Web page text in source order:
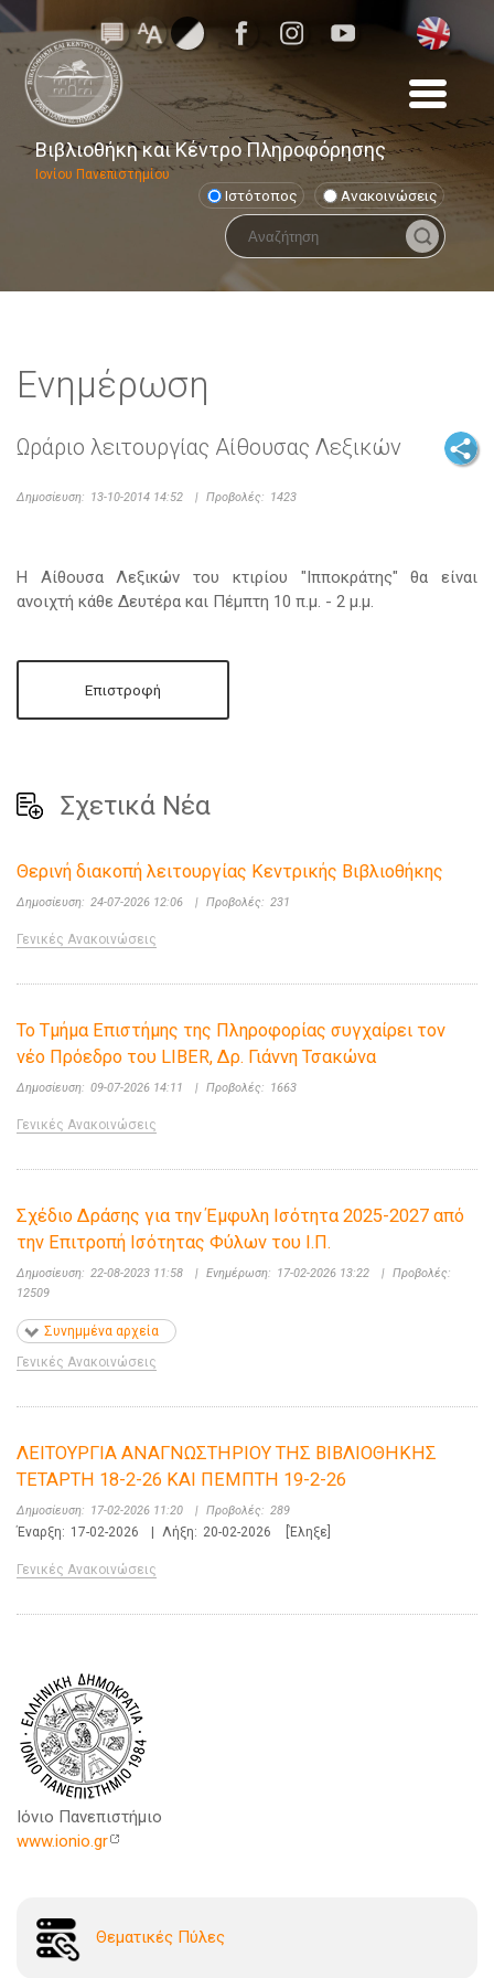
Βιβλιοθήκη και Κέντρο Πληροφόρησης
Ιονίου Πανεπιστημίου
Ιστότοπος Ανακοινώσεις
Ενημέρωση
Ωράριο λειτουργίας Αίθουσας Λεξικών
Δημοσίευση: 13-10-2014 14:52 | Προβολές: 1423
Η Αίθουσα Λεξικών του κτιρίου "Ιπποκράτης" θα είναι
ανοιχτή κάθε Δευτέρα και Πέμπτη 10 π.μ. - 2 μ.μ.
Επιστροφή
Σχετικά Νέα
Θερινή διακοπή λειτουργίας Κεντρικής Βιβλιοθήκης
Δημοσίευση: 24-07-2026 12:06 | Προβολές: 231
Γενικές Ανακοινώσεις
Το Τμήμα Επιστήμης της Πληροφορίας συγχαίρει τον
νέο Πρόεδρο του LIBER, Δρ. Γιάννη Τσακώνα
Δημοσίευση: 09-07-2026 14:11 | Προβολές: 1663
Γενικές Ανακοινώσεις
Σχέδιο Δράσης για την Έμφυλη Ισότητα 2025-2027 από
την Επιτροπή Ισότητας Φύλων του Ι.Π.
Δημοσίευση: 22-08-2023 11:58 | Ενημέρωση: 17-02-2026 13:22 | Προβολές:
12509
Συνημμένα αρχεία
Γενικές Ανακοινώσεις
ΛΕΙΤΟΥΡΓΙΑ ΑΝΑΓΝΩΣΤΗΡΙΟΥ ΤΗΣ ΒΙΒΛΙΟΘΗΚΗΣ
ΤΕΤΑΡΤΗ 18-2-26 ΚΑΙ ΠΕΜΠΤΗ 19-2-26
Δημοσίευση: 17-02-2026 11:20 | Προβολές: 289
Έναρξη: 17-02-2026 | Λήξη: 20-02-2026 [Έληξε]
Γενικές Ανακοινώσεις
Ιόνιο Πανεπιστήμιο
www.ionio.gr
Θεματικές Πύλες